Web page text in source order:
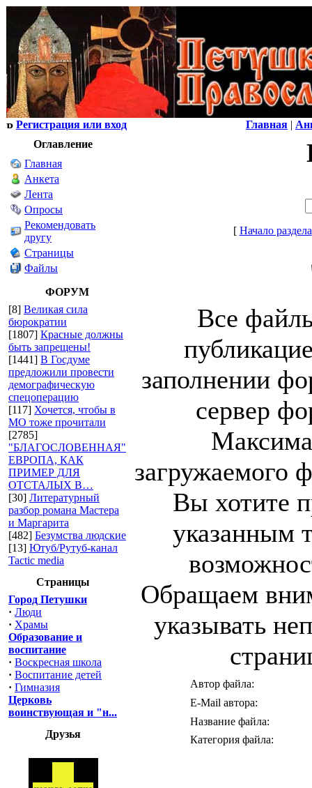
Регистрация или вход Главная |
Оглавление
Главная
Анкета
Лента
Опросы
Рекомендовать
другу
Страницы
Файлы
ФОРУМ
[8] Великая сила
бюрократии
[1807] Красные должны
быть запрещены!
[1441] В Госдуме
предложили провести
демографическую
спецоперацию
[117] Хочется, чтобы в
МО тоже прочитали
[2785]
"БЛАГОСЛОВЕННАЯ"
ЕВРОПА, КАК
ПРИМЕР ДЛЯ
ОТСТАЛЫХ В…
[30] Литературный
разбор романа Мастера
и Маргарита
[482] Безумства людские
[13] Ютуб/Рутуб-канал
Tactic media
Страницы
Город Петушки
· Люди
· Храмы
Образование и
воспитание
· Воскресная школа
· Воспитание детей
· Гимназия
Церковь
воинствующая и "н...
Друзья
[ Начало раздела
Все
заполнении
сервер
загружаемого
Вы хотите
указанным
Обращаем
указывать
Автор файла:
E-Mail автора:
Название файла:
Категория файла: